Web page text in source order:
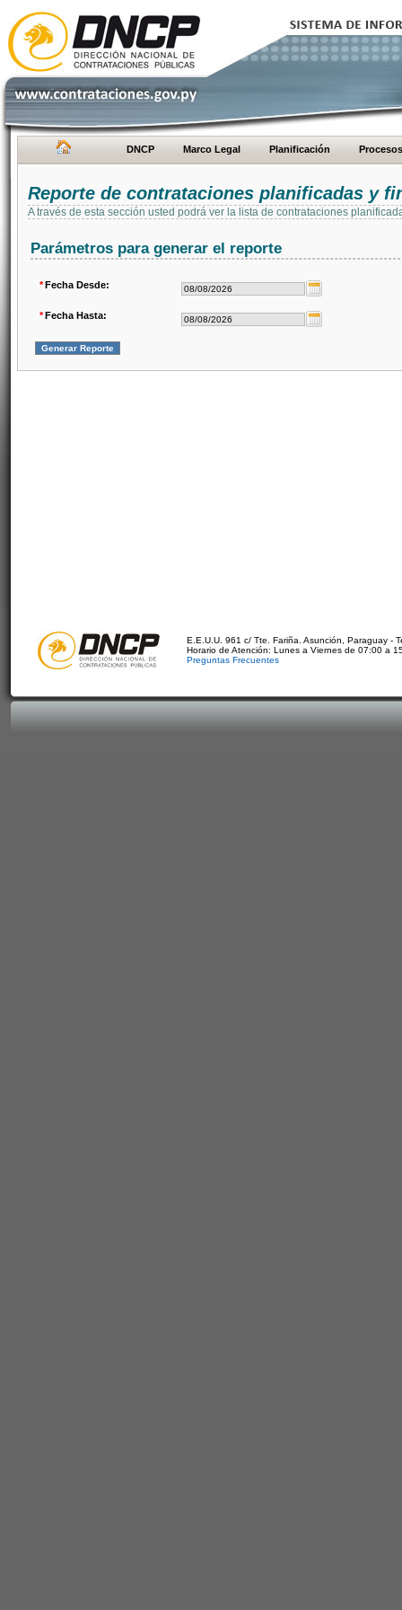
DNCP Marco Legal Planificación Procesos
Reporte de contrataciones planificadas y
A través de esta sección usted podrá ver la lista de contrataciones
Parámetros para generar el reporte
*Fecha Desde:
*Fecha Hasta:
E.E.U.U. 961 c/ Tte. Fariña. Asunción, Paraguay -
Horario de Atención: Lunes a Viernes de 07:00 a
Preguntas Frecuentes